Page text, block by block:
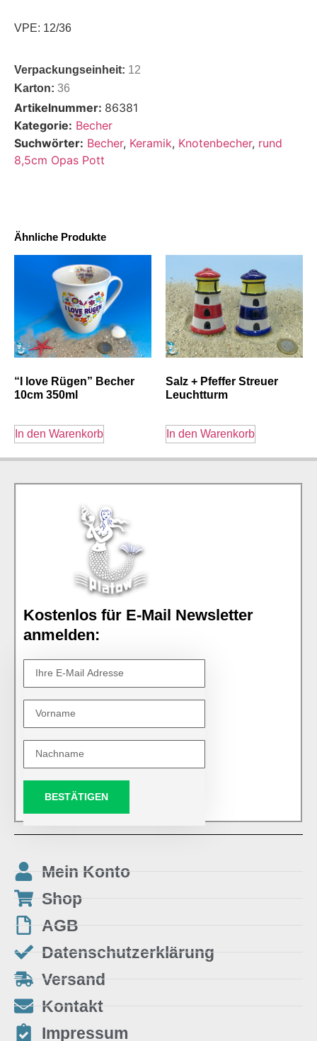
VPE: 12/36
Verpackungseinheit: 12
Karton: 36
Artikelnummer: 86381
Kategorie: Becher
Suchwörter: Becher, Keramik, Knotenbecher, rund
8,5cm Opas Pott
Ähnliche Produkte
“I love Rügen” Becher
10cm 350ml
In den Warenkorb
Salz + Pfeffer Streuer
Leuchtturm
In den Warenkorb
Kostenlos für E-Mail Newsletter
anmelden:
BESTÄTIGEN
Mein Konto
Shop
AGB
Datenschutzerklärung
Versand
Kontakt
Impressum